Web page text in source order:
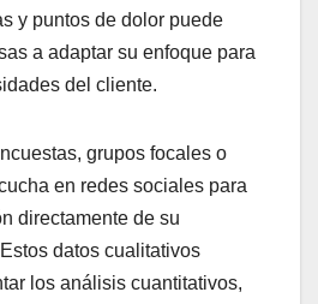
y puntos de dolor puede
a adaptar su enfoque para
del cliente.
grupos focales o
en redes sociales para
directamente de su
datos cualitativos
los análisis cuantitativos,